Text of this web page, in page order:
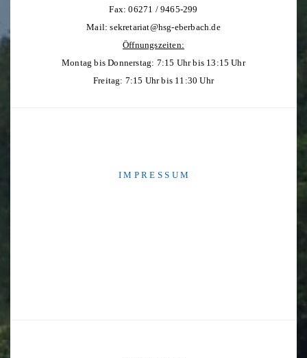
Fax: 06271 / 9465-299
Mail:sekretariat@hsg-eberbach.de
Öffnungszeiten:
Montag bis Donnerstag: 7:15 Uhr bis 13:15 Uhr
Freitag: 7:15 Uhr bis 11:30 Uhr
I M P R E S S U M